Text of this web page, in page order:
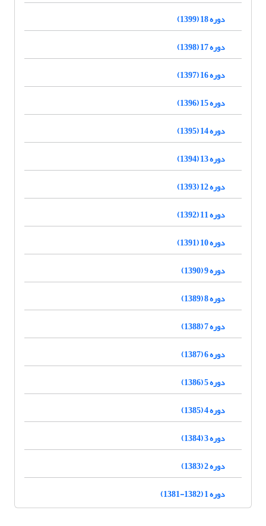
دوره 18 (1399)
دوره 17 (1398)
دوره 16 (1397)
دوره 15 (1396)
دوره 14 (1395)
دوره 13 (1394)
دوره 12 (1393)
دوره 11 (1392)
دوره 10 (1391)
دوره 9 (1390)
دوره 8 (1389)
دوره 7 (1388)
دوره 6 (1387)
دوره 5 (1386)
دوره 4 (1385)
دوره 3 (1384)
دوره 2 (1383)
دوره 1 (1382-1381)